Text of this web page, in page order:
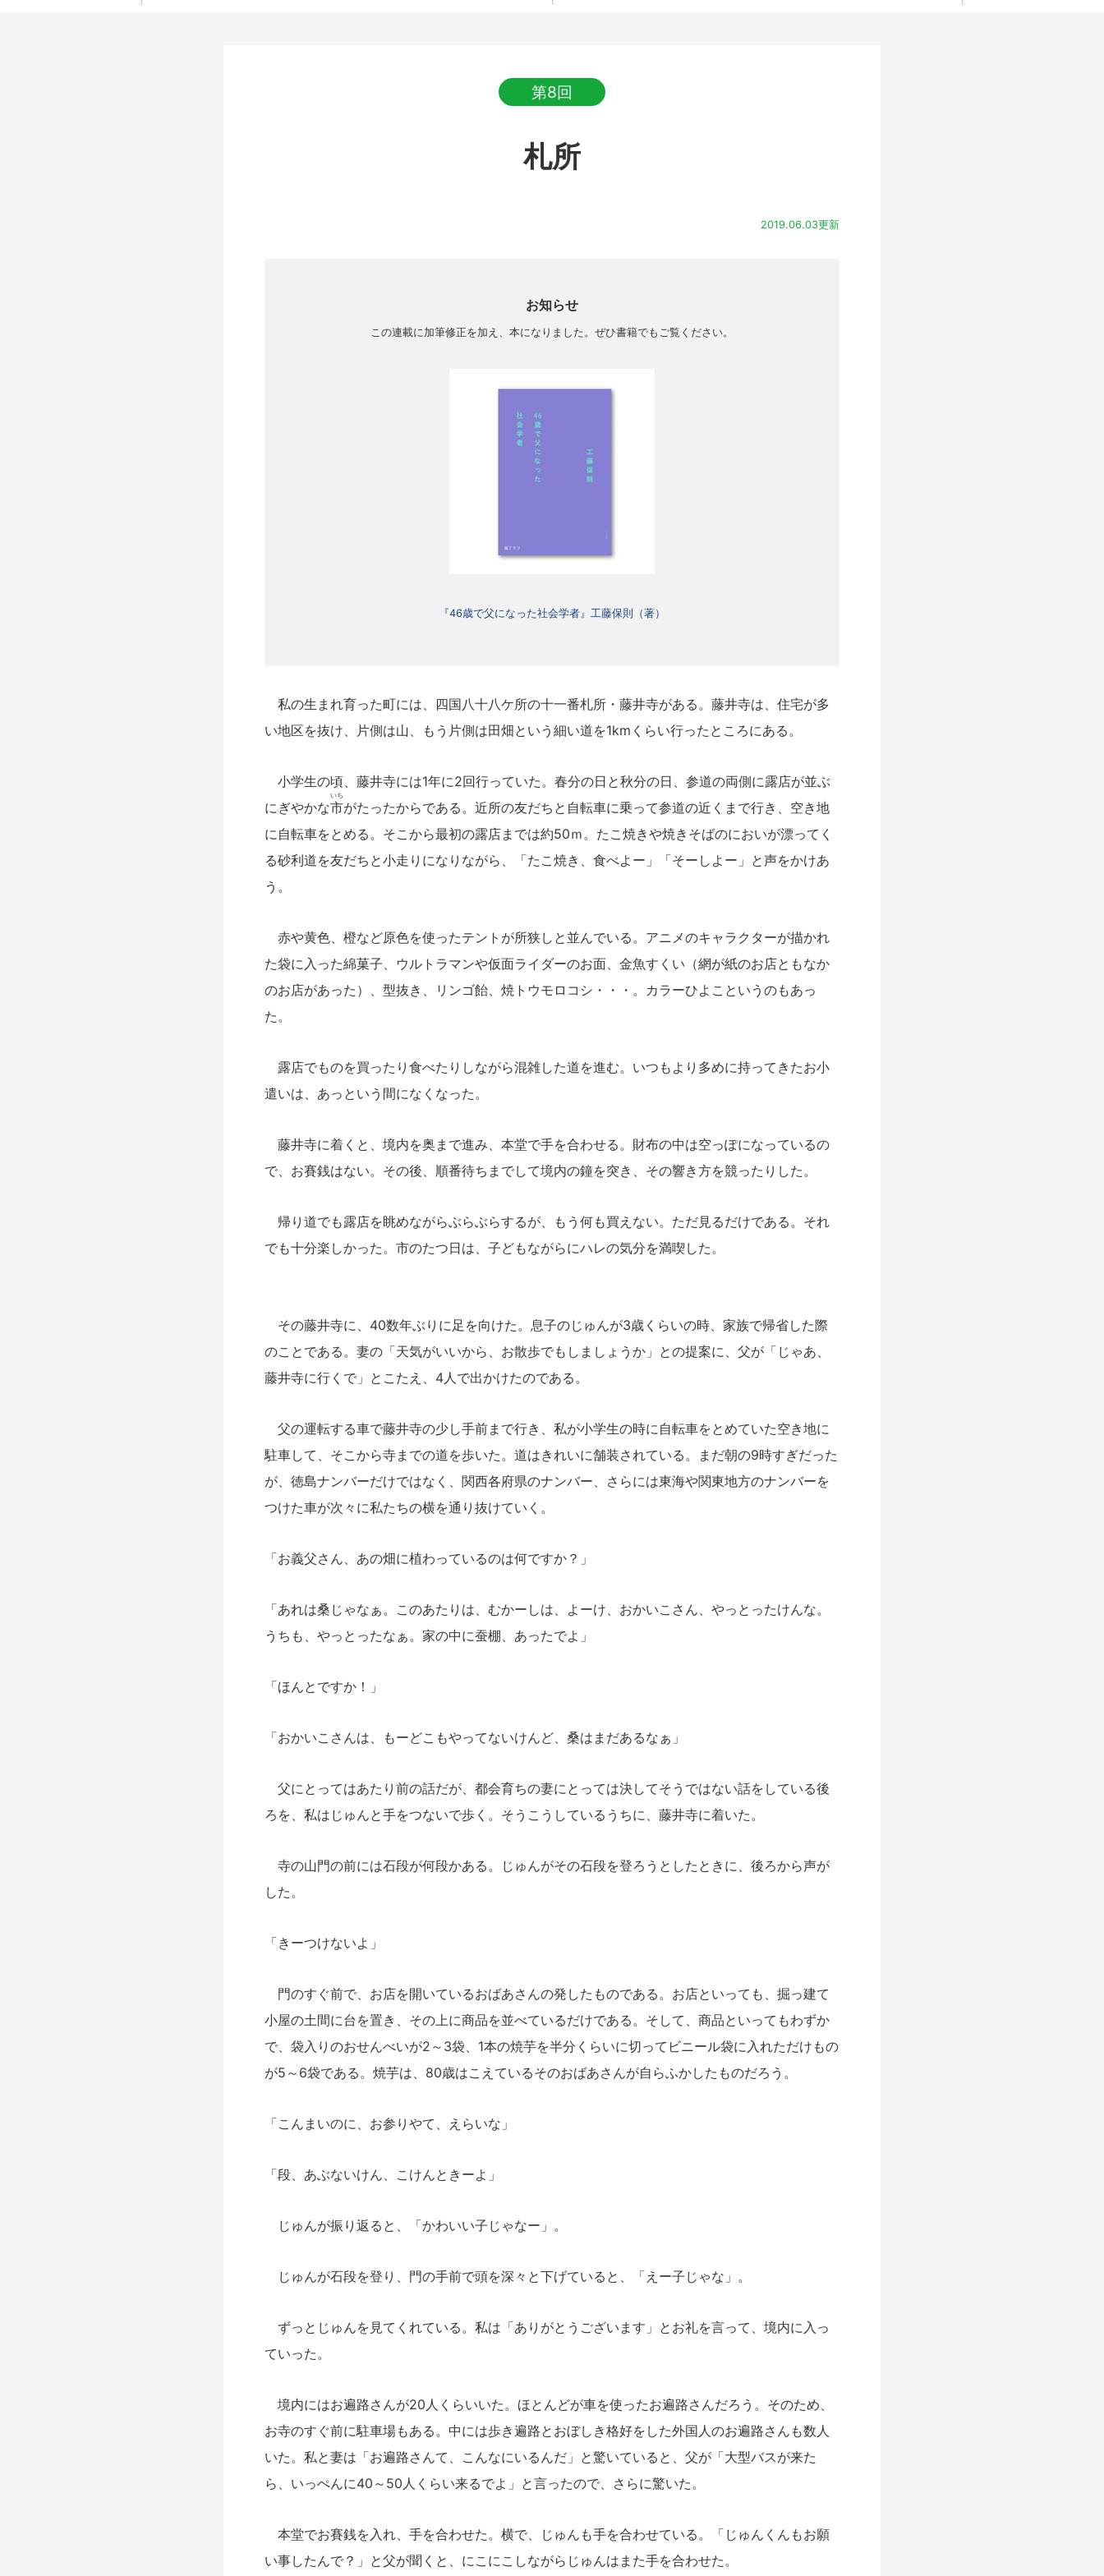
第8回
札所
2019.06.03更新
お知らせ
この連載に加筆修正を加え、 本になりました。ぜひ書籍でもご覧ください。
『46歳で父になった社会学者』工藤保則（著）
私の生まれ育った町には、四国八十八ケ所の十一番札所・藤井寺がある。藤井寺は、住宅が多
い地区を抜け、片側は山、もう片側は田畑という細い道を1kmくらい行ったところにある。
小学生の頃、藤井寺には1年に2回行っていた。春分の日と秋分の日、参道の両側に露店が並ぶ
にぎやかな市
いち
がたったからである。近所の友だちと自転車に乗って参道の近くまで行き、空き地
に自転車をとめる。そこから最初の露店までは約50ｍ。たこ焼きや焼きそばのにおいが漂ってく
る砂利道を友だちと小走りになりながら、「たこ焼き、食べよー」「そーしよー」と声をかけあ
う。
赤や黄色、橙など原色を使ったテントが所狭しと並んでいる。アニメのキャラクターが描かれ
た袋に入った綿菓子、ウルトラマンや仮面ライダーのお面、金魚すくい（網が紙のお店ともなか
のお店があった）、型抜き、リンゴ飴、焼トウモロコシ・・・。カラーひよこというのもあっ
た。
露店でものを買ったり食べたりしながら混雑した道を進む。いつもより多めに持ってきたお小
遣いは、あっという間になくなった。
藤井寺に着くと、境内を奥まで進み、本堂で手を合わせる。財布の中は空っぽになっているの
で、お賽銭はない。その後、順番待ちまでして境内の鐘を突き、その響き方を競ったりした。
帰り道でも露店を眺めながらぶらぶらするが、もう何も買えない。ただ見るだけである。それ
でも十分楽しかった。市のたつ日は、子どもながらにハレの気分を満喫した。
その藤井寺に、40数年ぶりに足を向けた。息子のじゅんが3歳くらいの時、家族で帰省した際
のことである。妻の「天気がいいから、お散歩でもしましょうか」との提案に、父が「じゃあ、
藤井寺に行くで」とこたえ、4人で出かけたのである。
父の運転する車で藤井寺の少し手前まで行き、私が小学生の時に自転車をとめていた空き地に
駐車して、そこから寺までの道を歩いた。道はきれいに舗装されている。まだ朝の9時すぎだった
が、徳島ナンバーだけではなく、関西各府県のナンバー、さらには東海や関東地方のナンバーを
つけた車が次々に私たちの横を通り抜けていく。
「お義父さん、あの畑に植わっているのは何ですか？」
「あれは桑じゃなぁ。このあたりは、むかーしは、よーけ、おかいこさん、やっとったけんな。
うちも、やっとったなぁ。家の中に蚕棚、あったでよ」
「ほんとですか！」
「おかいこさんは、もーどこもやってないけんど、桑はまだあるなぁ」
父にとってはあたり前の話だが、都会育ちの妻にとっては決してそうではない話をしている後
ろを、私はじゅんと手をつないで歩く。そうこうしているうちに、藤井寺に着いた。
寺の山門の前には石段が何段かある。じゅんがその石段を登ろうとしたときに、後ろから声が
した。
「きーつけないよ」
門のすぐ前で、お店を開いているおばあさんの発したものである。お店といっても、掘っ建て
小屋の土間に台を置き、その上に商品を並べているだけである。そして、商品といってもわずか
で、袋入りのおせんべいが2～3袋、1本の焼芋を半分くらいに切ってビニール袋に入れただけもの
が5～6袋である。焼芋は、80歳はこえているそのおばあさんが自らふかしたものだろう。
「こんまいのに、お参りやて、えらいな」
「段、あぶないけん、こけんときーよ」
じゅんが振り返ると、「かわいい子じゃなー」。
じゅんが石段を登り、門の手前で頭を深々と下げていると、「えー子じゃな」。
ずっとじゅんを見てくれている。私は「ありがとうございます」とお礼を言って、境内に入っ
ていった。
境内にはお遍路さんが20人くらいいた。ほとんどが車を使ったお遍路さんだろう。そのため、
お寺のすぐ前に駐車場もある。中には歩き遍路とおぼしき格好をした外国人のお遍路さんも数人
いた。私と妻は「お遍路さんて、こんなにいるんだ」と驚いていると、父が「大型バスが来た
ら、いっぺんに40～50人くらい来るでよ」と言ったので、さらに驚いた。
本堂でお賽銭を入れ、手を合わせた。横で、じゅんも手を合わせている。「じゅんくんもお願
い事したんで？」と父が聞くと、にこにこしながらじゅんはまた手を合わせた。